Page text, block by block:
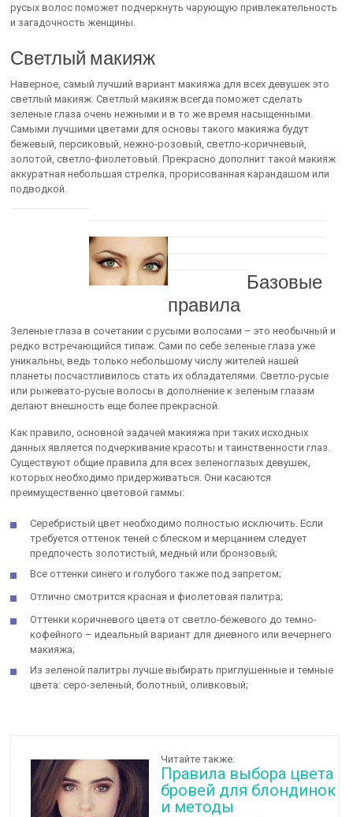
русых волос поможет подчеркнуть чарующую привлекательность
и загадочность женщины.
Светлый макияж
Наверное, самый лучший вариант макияжа для всех девушек это
светлый макияж. Светлый макияж всегда поможет сделать
зеленые глаза очень нежными и в то же время насыщенными.
Самыми лучшими цветами для основы такого макияжа будут
бежевый, персиковый, нежно-розовый, светло-коричневый,
золотой, светло-фиолетовый. Прекрасно дополнит такой макияж
аккуратная небольшая стрелка, прорисованная карандашом или
подводкой.
Базовые
правила
Зеленые глаза в сочетании с русыми волосами – это необычный и
редко встречающийся типаж. Сами по себе зеленые глаза уже
уникальны, ведь только небольшому числу жителей нашей
планеты посчастливилось стать их обладателями. Светло-русые
или рыжевато-русые волосы в дополнение к зеленым глазам
делают внешность еще более прекрасной.
Как правило, основной задачей макияжа при таких исходных
данных является подчеркивание красоты и таинственности глаз.
Существуют общие правила для всех зеленоглазых девушек,
которых необходимо придерживаться. Они касаются
преимущественно цветовой гаммы:
Серебристый цвет необходимо полностью исключить. Если
требуется оттенок теней с блеском и мерцанием следует
предпочесть золотистый, медный или бронзовый;
Все оттенки синего и голубого также под запретом;
Отлично смотрится красная и фиолетовая палитра;
Оттенки коричневого цвета от светло-бежевого до темно-
кофейного – идеальный вариант для дневного или вечернего
макияжа;
Из зеленой палитры лучше выбирать приглушенные и темные
цвета: серо-зеленый, болотный, оливковый;
Читайте также:
Правила выбора цвета
бровей для блондинок
и методы